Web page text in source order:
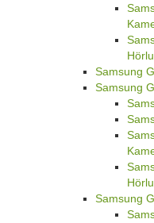
Samsung
Samsung
Samsung